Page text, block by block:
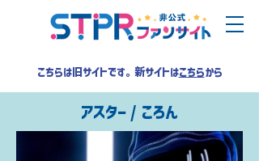
こちらは旧サイトです。新サイトはこちらから
アスター / ころん